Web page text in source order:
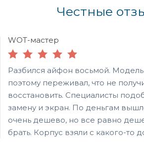
Честные
WOT-мастер
Разбился айфон восьмой.
поэтому переживал, что не
восстановить. Специалисты
замену и экран. По деньгам
очень дешево, но все равно
брать. Корпус взяли с какого-то